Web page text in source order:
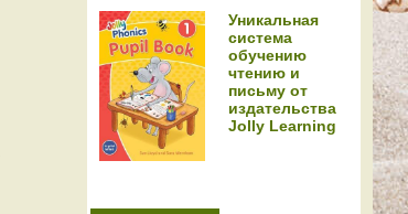
Уникальная
система
обучению
чтению и
письму от
издательства
Jolly Learning